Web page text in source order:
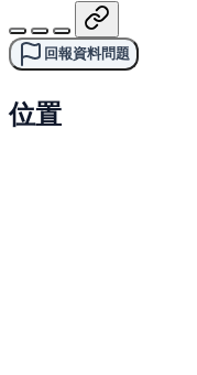
回報資料問題
位置